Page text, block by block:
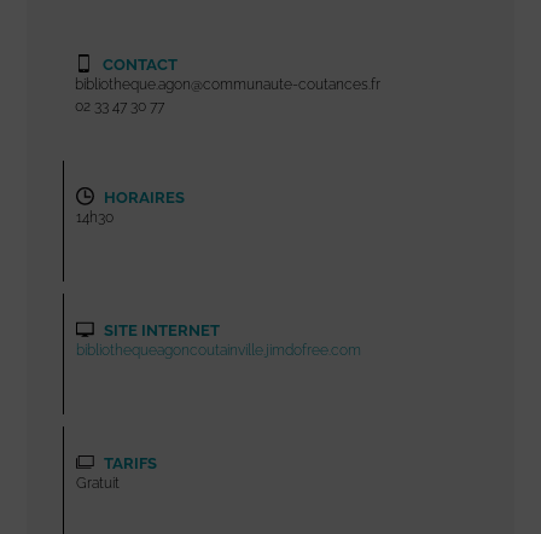
CONTACT
bibliotheque.agon@communaute-coutances.fr
02 33 47 30 77
HORAIRES
14h30
SITE INTERNET
bibliothequeagoncoutainville.jimdofree.com
TARIFS
Gratuit